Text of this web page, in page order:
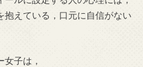
抱えている，口元に自信がない
子は，